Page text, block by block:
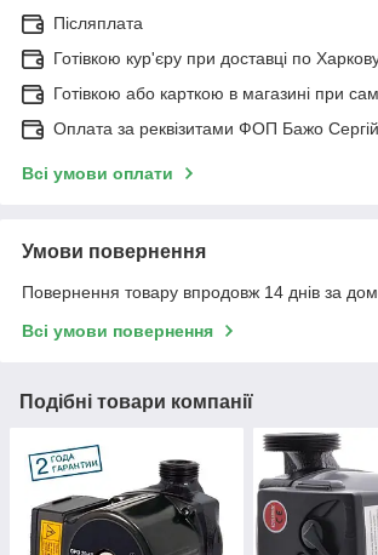
Післяплата
Готівкою кур'єру при доставці по
Готівкою або карткою в магазині при
Оплата за реквізитами ФОП Бажо
Всі умови оплати
Умови повернення
Повернення товару впродовж 14 днів за
Всі умови повернення
Подібні товари компанії